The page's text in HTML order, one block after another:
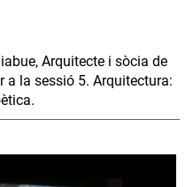
Arquitecte i sòcia de
a la sessió 5. Arquitectura: